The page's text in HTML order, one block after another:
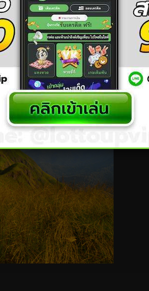
ล็ก ๆ เช่น โอกาสงาน การเลื่อนขั้น หรือดีล
ามสูง ระยะทาง หรือทริปท่องเที่ยวธรรมชาติ
ป็นการเปิดเส้นทางชีวิตใหม่ที่มั่นคงมากกว่า